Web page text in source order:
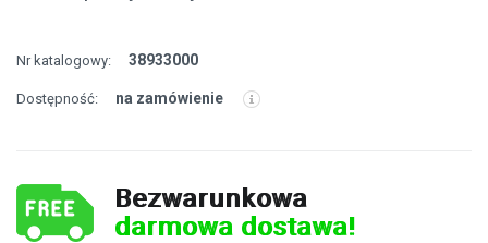
Nr katalogowy: 38933000
Dostępność: na zamówienie
Bezwarunkowa
darmowa dostawa!